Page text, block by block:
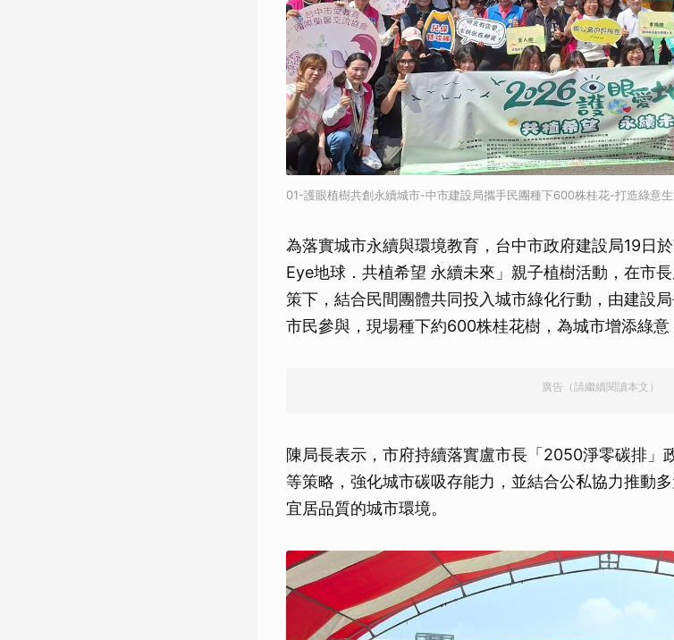
01-護眼植樹共創永續城市-中市建設局攜手民團種下600株桂花-打造綠意
為落實城市永續與環境教育，台中市政府建設局19日
Eye地球．共植希望 永續未來」親子植樹活動，在市
策下，結合民間團體共同投入城市綠化行動，由建設
市民參與，現場種下約600株桂花樹，為城市增添綠意
廣告（請繼續閱讀本文）
陳局長表示，市府持續落實盧市長「2050淨零碳排」
等策略，強化城市碳吸存能力，並結合公私協力推動
宜居品質的城市環境。